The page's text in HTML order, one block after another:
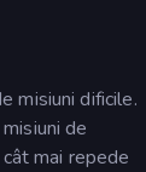
misiuni dificile.
de
mai repede